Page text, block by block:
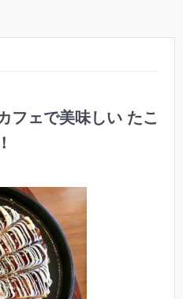
フェで美味しい たこ